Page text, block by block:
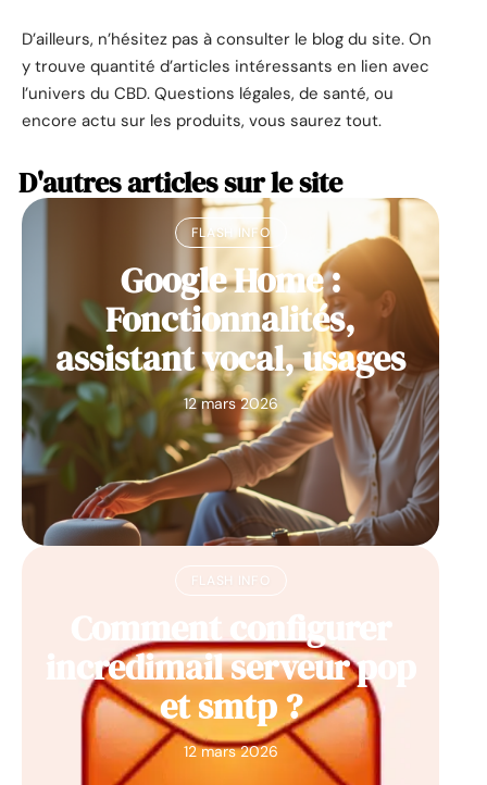
D’ailleurs, n’hésitez pas à consulter le blog du site. On
y trouve quantité d’articles intéressants en lien avec
l’univers du CBD. Questions légales, de santé, ou
encore actu sur les produits, vous saurez tout.
D'autres articles sur le site
FLASH INFO
Google Home :
Fonctionnalités,
assistant vocal, usages
12 mars 2026
FLASH INFO
Comment configurer
incredimail serveur pop
et smtp ?
12 mars 2026